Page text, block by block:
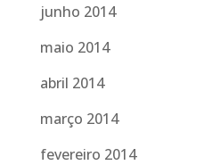
junho 2014
maio 2014
abril 2014
março 2014
fevereiro 2014